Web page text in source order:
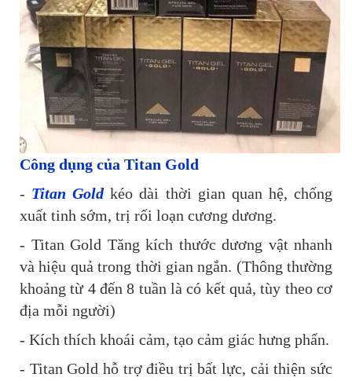
Công dụng của Titan Gold
- Titan Goldkéo dài thời gian quan hệ, chống
xuất tinh sớm, trị rối loạn cương dương.
- Titan Gold Tăng kích thước dương vật nhanh
và hiệu quả trong thời gian ngắn. (Thông thường
khoảng từ 4 đến 8 tuần là có kết quả, tùy theo cơ
địa mỗi người)
- Kích thích khoái cảm, tạo cảm giác hưng phấn.
- Titan Gold hỗ trợ điều trị bất lực, cải thiện sức